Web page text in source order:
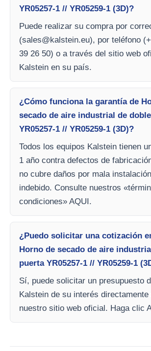
YR05257-1 // YR05259-1 (3D)?
Puede realizar su compra por
(sales@kalstein.eu), por teléfono
39 26 50) o a través del sitio web
Kalstein en su país.
¿Cómo funciona la garantía de
secado de aire industrial de
YR05257-1 // YR05259-1 (3D)?
Todos los equipos Kalstein tienen
1 año contra defectos de
no cubre daños por mala
indebido. Consulte nuestros
condiciones» AQUI.
¿Puedo solicitar una cotización
Horno de secado de aire
puerta YR05257-1 // YR05259-1
Sí, puede solicitar un presupuesto
Kalstein de su interés directamente
nuestro sitio web oficial. Haga clic